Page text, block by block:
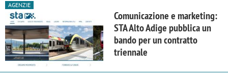
AGENZIE
Comunicazione e marketing:
STA Alto Adige pubblica un
bando per un contratto
triennale